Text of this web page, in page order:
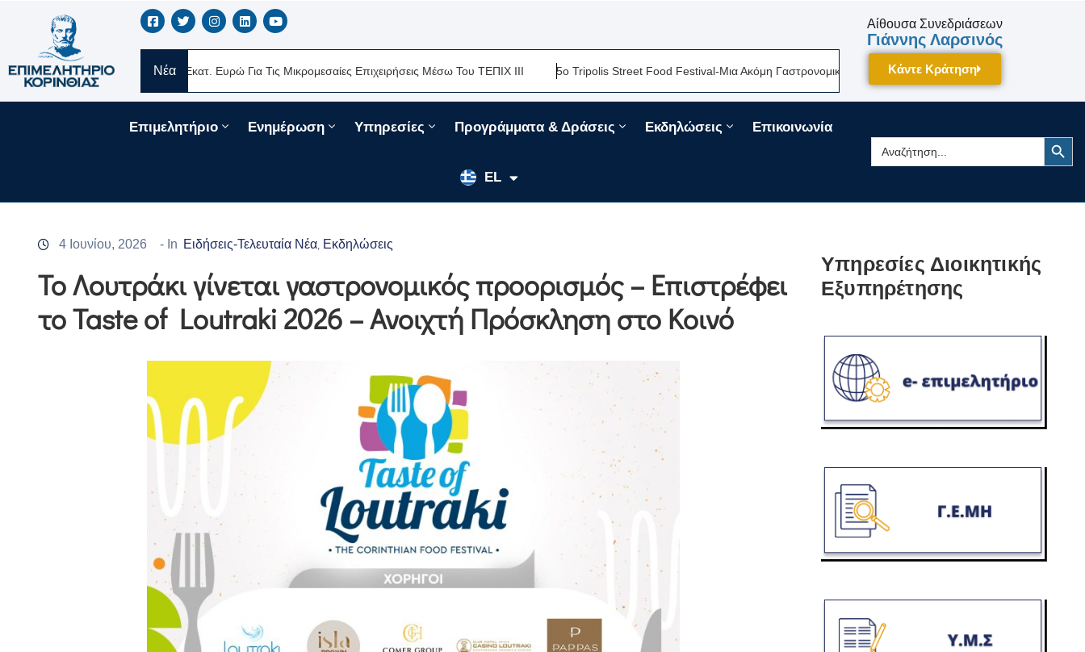
Νέα
Νέα Δάνεια 330 Εκατ. Ευρώ Για Τις Μικρομεσαίες Επιχειρήσεις Μέσω Του ΤΕΠΙΧ ΙΙΙ 5ο Tripolis Street Food Festival-Μια Ακόμη Γαστρονομική Γιορτή Της Πελοποννήσου Δίνει Ραντεβού Τον Σεπτέμβριο
Αίθουσα Συνεδριάσεων
Γιάννης Λαρσινός
Κάντε Κράτηση
Επιμελητήριο Ενημέρωση Υπηρεσίες Προγράμματα & Δράσεις Εκδηλώσεις Επικοινωνία
EL
EN
FR
Search
for:
Search Button
4 Ιουνίου, 2026 - In Ειδήσεις-Τελευταία Νέα Εκδηλώσεις
Το Λουτράκι γίνεται γαστρονομικός προορισμός – Επιστρέφει
το Taste of Loutraki 2026 – Ανοιχτή Πρόσκληση στο Κοινό
Υπηρεσίες Διοικητικής
Εξυπηρέτησης